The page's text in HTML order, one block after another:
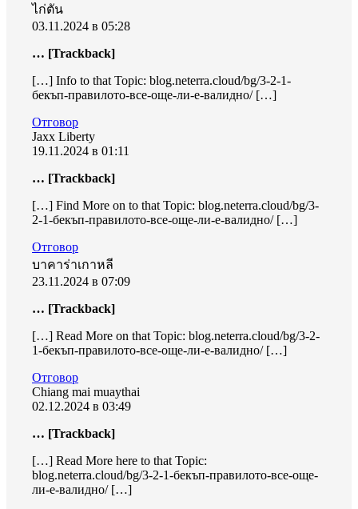
ไก่ตัน
03.11.2024 в 05:28
… [Trackback]
[…] Info to that Topic: blog.neterra.cloud/bg/3-2-1-
бекъп-правилото-все-още-ли-е-валидно/ […]
Отговор
Jaxx Liberty
19.11.2024 в 01:11
… [Trackback]
[…] Find More on to that Topic: blog.neterra.cloud/bg/3-
2-1-бекъп-правилото-все-още-ли-е-валидно/ […]
Отговор
บาคาร่าเกาหลี
23.11.2024 в 07:09
… [Trackback]
[…] Read More on that Topic: blog.neterra.cloud/bg/3-2-
1-бекъп-правилото-все-още-ли-е-валидно/ […]
Отговор
Chiang mai muaythai
02.12.2024 в 03:49
… [Trackback]
[…] Read More here to that Topic:
blog.neterra.cloud/bg/3-2-1-бекъп-правилото-все-още-
ли-е-валидно/ […]